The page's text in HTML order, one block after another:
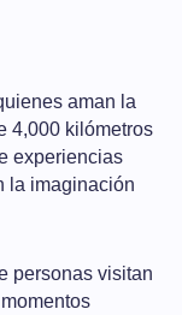
aman la
4,000 kilómetros
experiencias
la imaginación
personas visitan